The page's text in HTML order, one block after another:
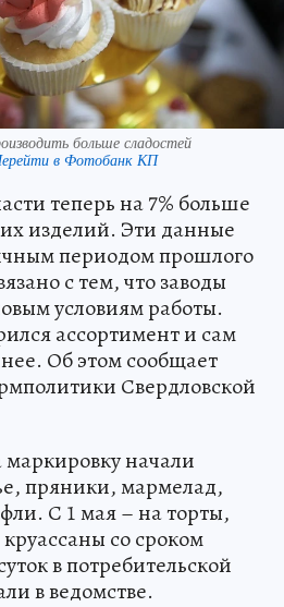
больше сладостей
в Фотобанк КП
теперь на 7% больше
изделий. Эти данные
периодом прошлого
с тем, что заводы
условиям работы.
ассортимент и сам
Об этом сообщает
Свердловской
начали
пряники, мармелад,
С 1 мая – на торты,
со сроком
в потребительской
в ведомстве.